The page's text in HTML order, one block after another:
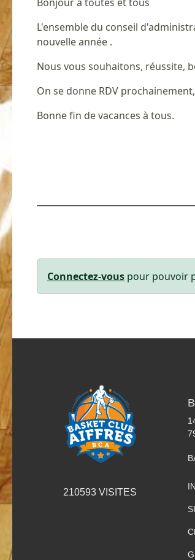
L'ensemble du conseil
nouvelle année .
Nous vous souhaitons, réussite,
On se donne RDV
Bonne fin de vacances à tous.
Connectez-vous pour pouvoir
210593VISITES